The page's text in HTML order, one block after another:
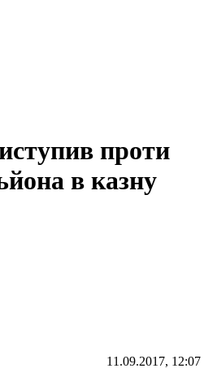
проти
в казну
11.09.2017, 12:07